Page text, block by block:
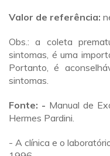
Valor de referência:
Obs.: a coleta
sintomas, é uma
Portanto, é
sintomas.
Fonte: - Manual de
Hermes Pardini.
- A clínica e o